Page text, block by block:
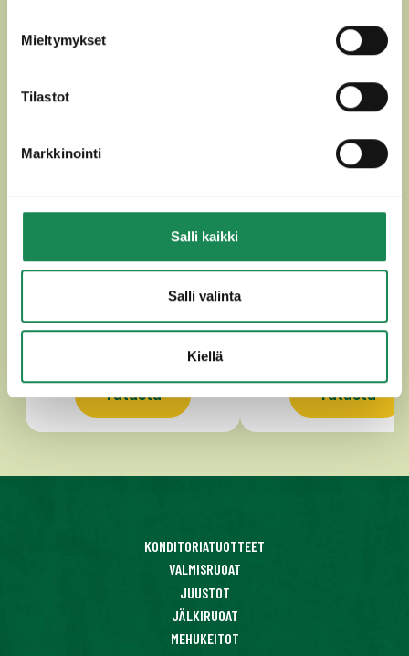
Mieltymykset
Tilastot
Markkinointi
Salli kaikki
Salli valinta
Kiellä
Tutustu Tutustu
KONDITORIATUOTTEET
VALMISRUOAT
JUUSTOT
JÄLKIRUOAT
MEHUKEITOT